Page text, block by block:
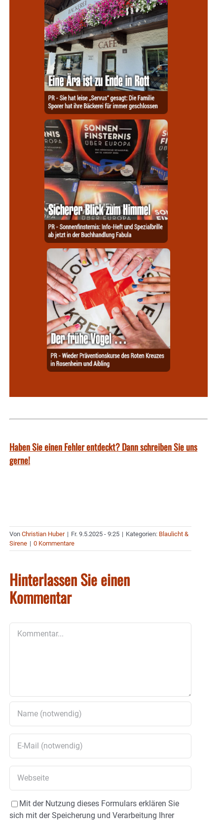
Haben Sie einen Fehler entdeckt? Dann schreiben Sie uns
gerne!
Von Christian Huber | Fr. 9.5.2025 - 9:25 | Kategorien: Blaulicht &
Sirene | 0 Kommentare
Hinterlassen Sie einen
Kommentar
Mit der Nutzung dieses Formulars erklären Sie
sich mit der Speicherung und Verarbeitung Ihrer